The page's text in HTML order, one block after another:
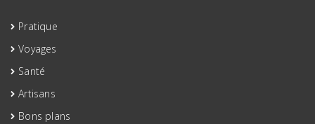
Pratique
Voyages
Santé
Artisans
Bons plans